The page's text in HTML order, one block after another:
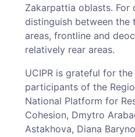
Zakarpattia oblasts. For
distinguish between the
areas, frontline and
relatively rear areas.
UCIPR is grateful for
participants of the
National Platform for
Cohesion, Dmytro
Astakhova, Diana